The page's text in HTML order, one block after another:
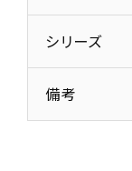
シリーズ
備考